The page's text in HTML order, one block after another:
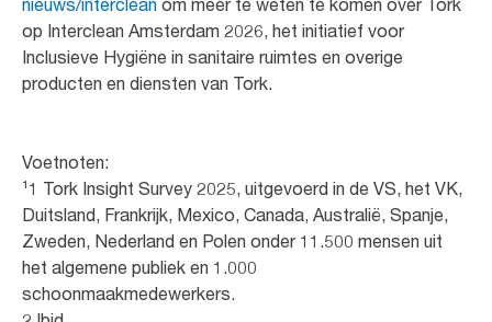
nieuws/interclean om meer te weten te komen over Tork
op Interclean Amsterdam 2026, het initiatief voor
Inclusieve Hygiëne in sanitaire ruimtes en overige
producten en diensten van Tork.
Voetnoten:
¹1 Tork Insight Survey 2025, uitgevoerd in de VS, het VK,
Duitsland, Frankrijk, Mexico, Canada, Australië, Spanje,
Zweden, Nederland en Polen onder 11.500 mensen uit
het algemene publiek en 1.000
schoonmaakmedewerkers.